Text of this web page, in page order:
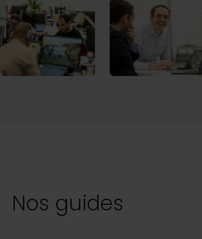
Nos guides